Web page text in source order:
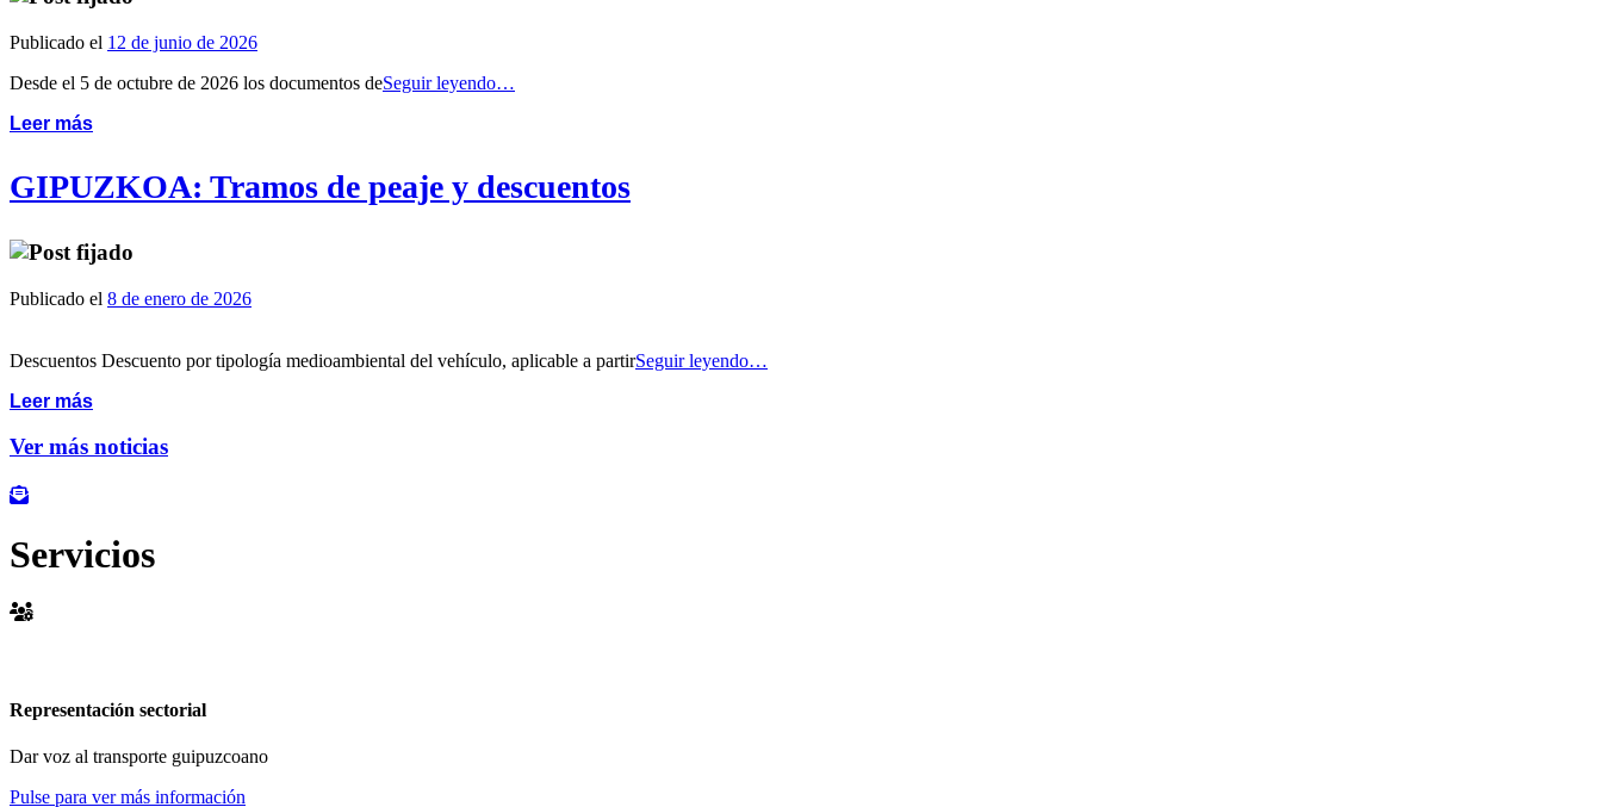
Publicado el 12 de junio de 2026
Desde el 5 de octubre de 2026 los documentos deSeguir leyendo…
Leer más
GIPUZKOA: Tramos de peaje y descuentos
Publicado el 8 de enero de 2026
Descuentos Descuento por tipología medioambiental del vehículo, aplicable a partirSeguir leyendo…
Leer más
Ver más noticias
Servicios
Representación sectorial
Dar voz al transporte guipuzcoano
Pulse para ver más información